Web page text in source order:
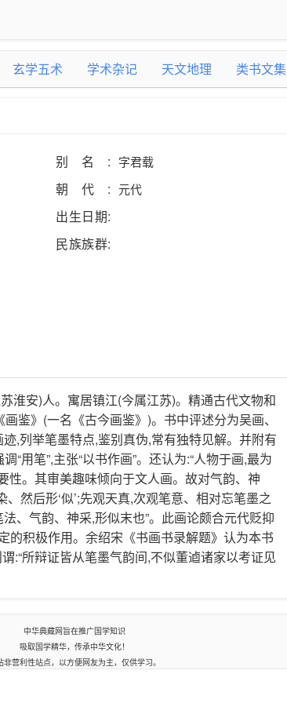
玄学五术 学术杂记 天文地理 类书文集
别名: 字君载
朝代: 元代
出生日期:
民族族群:
淮安)人。寓居镇江(今属江苏)。精通古代文物和
鉴》(一名《古今画鉴》)。书中评述分为吴画、
,列举笔墨特点,鉴别真伪,常有独特见解。并附有
“用笔”,主张“以书作画”。还认为:“人物于画,最为
性。其审美趣味倾向于文人画。故对气韵、神
然后形‘似’;先观天真,次观笔意、相对忘笔墨之
、气韵、神采,形似末也”。此画论颇合元代贬抑
的积极作用。余绍宋《书画书录解题》认为本书
:“所辩证皆从笔墨气韵间,不似董逌诸家以考证见
中华典藏网旨在推广国学知识
吸取国学精华，传承中华文化！
非营利性站点，以方便网友为主，仅供学习。